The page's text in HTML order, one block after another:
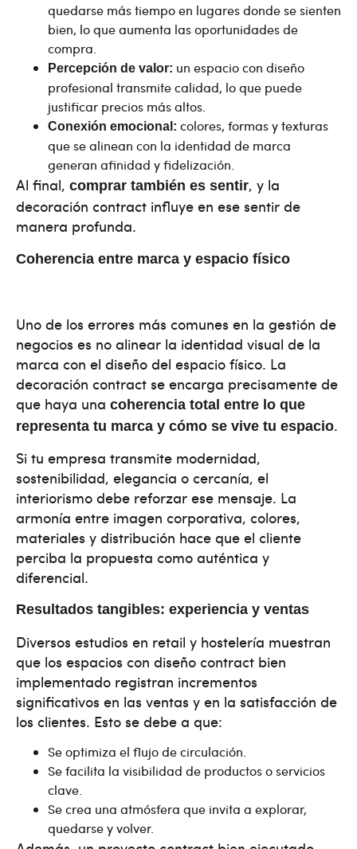
quedarse más tiempo en lugares donde se sienten
bien, lo que aumenta las oportunidades de
compra.
Percepción de valor: un espacio con diseño
profesional transmite calidad, lo que puede
justificar precios más altos.
Conexión emocional: colores, formas y texturas
que se alinean con la identidad de marca
generan afinidad y fidelización.
Al final, comprar también es sentir, y la
decoración contract influye en ese sentir de
manera profunda.
Coherencia entre marca y espacio físico
Uno de los errores más comunes en la gestión de
negocios es no alinear la identidad visual de la
marca con el diseño del espacio físico. La
decoración contract se encarga precisamente de
que haya una coherencia total entre lo que
representa tu marca y cómo se vive tu espacio.
Si tu empresa transmite modernidad,
sostenibilidad, elegancia o cercanía, el
interiorismo debe reforzar ese mensaje. La
armonía entre imagen corporativa, colores,
materiales y distribución hace que el cliente
perciba la propuesta como auténtica y
diferencial.
Resultados tangibles: experiencia y ventas
Diversos estudios en retail y hostelería muestran
que los espacios con diseño contract bien
implementado registran incrementos
significativos en las ventas y en la satisfacción de
los clientes. Esto se debe a que:
Se optimiza el flujo de circulación.
Se facilita la visibilidad de productos o servicios
clave.
Se crea una atmósfera que invita a explorar,
quedarse y volver.